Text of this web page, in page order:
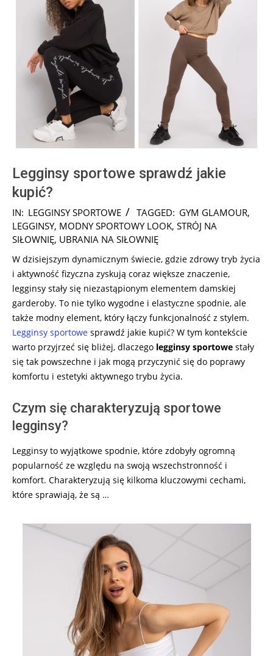
Legginsy sportowe sprawdź jakie
kupić?
2026-
02-
18
IN: LEGGINSY SPORTOWE TAGGED: GYM GLAMOUR,
LEGGINSY, MODNY SPORTOWY LOOK, STRÓJ NA
SIŁOWNIĘ, UBRANIA NA SIŁOWNIĘ
W dzisiejszym dynamicznym świecie, gdzie zdrowy tryb życia
i aktywność fizyczna zyskują coraz większe znaczenie,
legginsy stały się niezastąpionym elementem damskiej
garderoby. To nie tylko wygodne i elastyczne spodnie, ale
także modny element, który łączy funkcjonalność z stylem.
Legginsy sportowe sprawdź jakie kupić? W tym kontekście
warto przyjrzeć się bliżej, dlaczego legginsy sportowe stały
się tak powszechne i jak mogą przyczynić się do poprawy
komfortu i estetyki aktywnego trybu życia.
Czym się charakteryzują sportowe
legginsy?
Legginsy to wyjątkowe spodnie, które zdobyły ogromną
popularność ze względu na swoją wszechstronność i
komfort. Charakteryzują się kilkoma kluczowymi cechami,
które sprawiają, że są …